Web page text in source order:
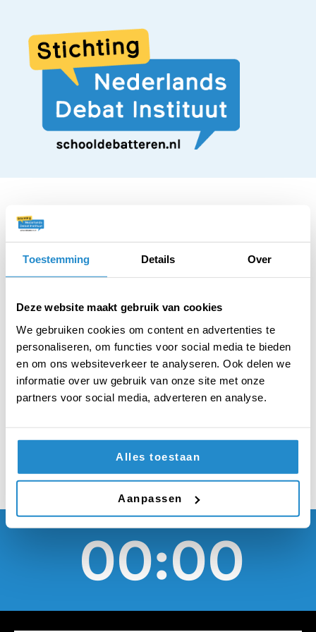
Toestemming Details Over
Deze website maakt gebruik van cookies
We gebruiken cookies om content en advertenties te
personaliseren, om functies voor social media te bieden
en om ons websiteverkeer te analyseren. Ook delen we
informatie over uw gebruik van onze site met onze
partners voor social media, adverteren en analyse.
Alles toestaan
Aanpassen
STELLING
Wie gemiddeld een 9
staat in het
eindexamenjaar mag
de centrale examens
00:00